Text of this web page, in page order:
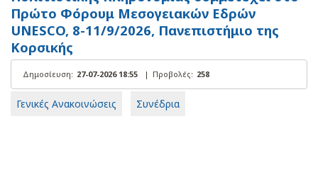
Πρώτο Φόρουμ Μεσογειακών Εδρών
UNESCO, 8-11/9/2026, Πανεπιστήμιο της
Κορσικής
Δημοσίευση: 27-07-2026 18:55 | Προβολές: 258
Γενικές Ανακοινώσεις Συνέδρια